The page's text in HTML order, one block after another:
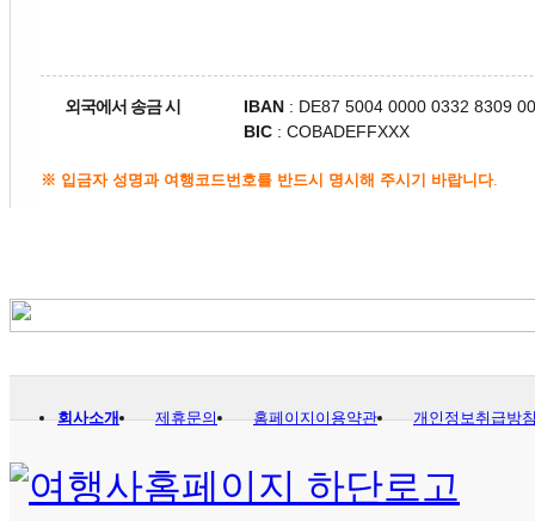
외국에서 송금 시 IBAN : DE87 5004 0000 0332 8309 00
BIC : COBADEFFXXX
※ 입금자 성명과 여행코드번호를 반드시 명시해 주시기 바랍니다.
회사소개 제휴문의 홈페이지이용약관 개인정보취급방